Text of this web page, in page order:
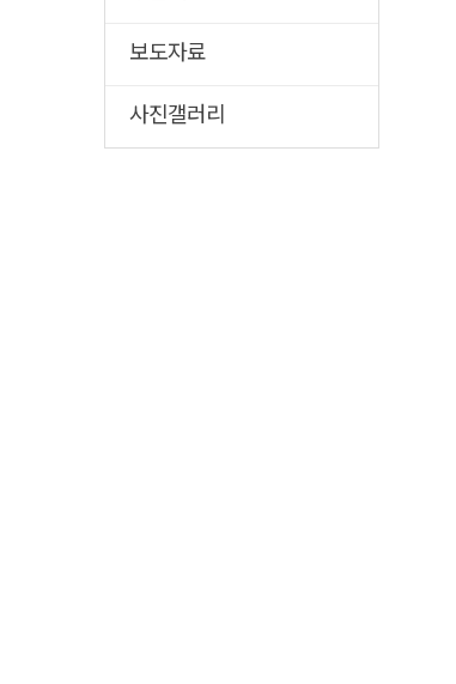
보도자료
사진갤러리